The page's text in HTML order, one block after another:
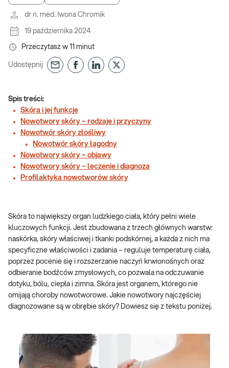
dr n. med. Iwona Chromik
19 października 2024
Przeczytasz w 11 minut
Udostępnij
Spis treści:
Skóra i jej funkcje
Nowotwory skóry – rodzaje i przyczyny
Nowotwór skóry złośliwy
Nowotwór skóry łagodny
Nowotwory skóry – objawy
Nowotwory skóry – leczenie i diagnoza
Profilaktyka nowotworów skóry
Skóra to największy organ ludzkiego ciała, który pełni wiele
kluczowych funkcji. Jest zbudowana z trzech głównych warstw:
naskórka, skóry właściwej i tkanki podskórnej, a każda z nich ma
specyficzne właściwości i zadania – reguluje temperaturę ciała,
poprzez pocenie się i rozszerzanie naczyń krwionośnych oraz
odbieranie bodźców zmysłowych, co pozwala na odczuwanie
dotyku, bólu, ciepła i zimna. Skóra jest organem, którego nie
omijają choroby nowotworowe. Jakie nowotwory najczęściej
diagnozowane są w obrębie skóry? Dowiesz się z tekstu poniżej.